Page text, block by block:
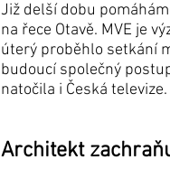
Již delší dobu
na řece Otavě. MVE je
úterý proběhlo setkání
budoucí společný
natočila i Česká televize.
Architekt